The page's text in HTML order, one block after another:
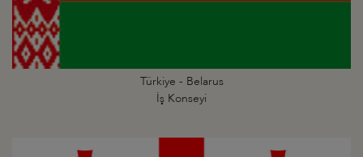
Türkiye - Belarus
İş Konseyi